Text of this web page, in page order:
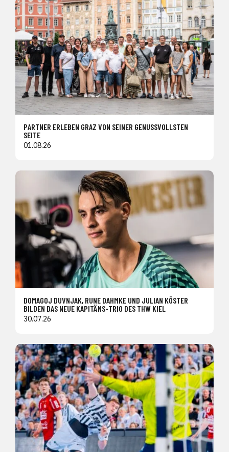
PARTNER ERLEBEN GRAZ VON SEINER GENUSSVOLLSTEN
SEITE
01.08.26
DOMAGOJ DUVNJAK, RUNE DAHMKE UND JULIAN KÖSTER
BILDEN DAS NEUE KAPITÄNS-TRIO DES THW KIEL
30.07.26